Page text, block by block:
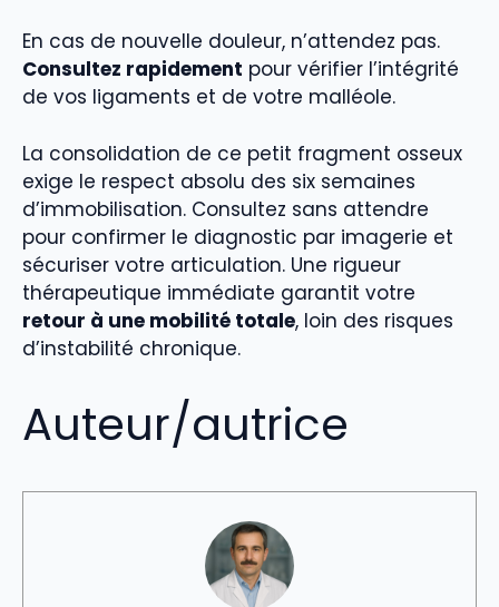
En cas de nouvelle douleur, n’attendez pas.
Consultez rapidement pour vérifier l’intégrité
de vos ligaments et de votre malléole.
La consolidation de ce petit fragment osseux
exige le respect absolu des six semaines
d’immobilisation. Consultez sans attendre
pour confirmer le diagnostic par imagerie et
sécuriser votre articulation. Une rigueur
thérapeutique immédiate garantit votre
retour à une mobilité totale, loin des risques
d’instabilité chronique.
Auteur/autrice